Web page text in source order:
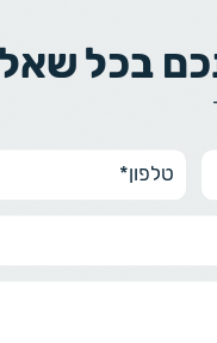
בכל